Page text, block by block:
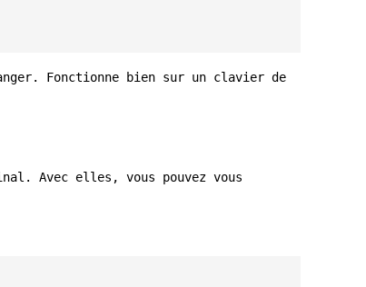
Fonctionne bien sur un clavier de
Avec elles, vous pouvez vous